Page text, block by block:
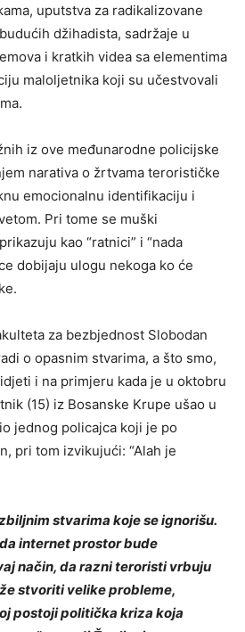
uputstva za radikalizovane
džihadista, sadržaje u
i kratkih videa sa elementima
maloljetnika koji su učestvovali
iz ove međunarodne policijske
narativa o žrtvama terorističke
emocionalnu identifikaciju i
Pri tome se muški
kao “ratnici” i “nada
dobijaju ulogu nekoga ko će
za bezbjednost Slobodan
o opasnim stvarima, a što smo,
i na primjeru kada je u oktobru
(15) iz Bosanske Krupe ušao u
jednog policajca koji je po
pri tom izvikujući: “Alah je
stvarima koje se ignorišu.
internet prostor bude
način, da razni teroristi vrbuju
stvoriti velike probleme,
postoji politička kriza koja